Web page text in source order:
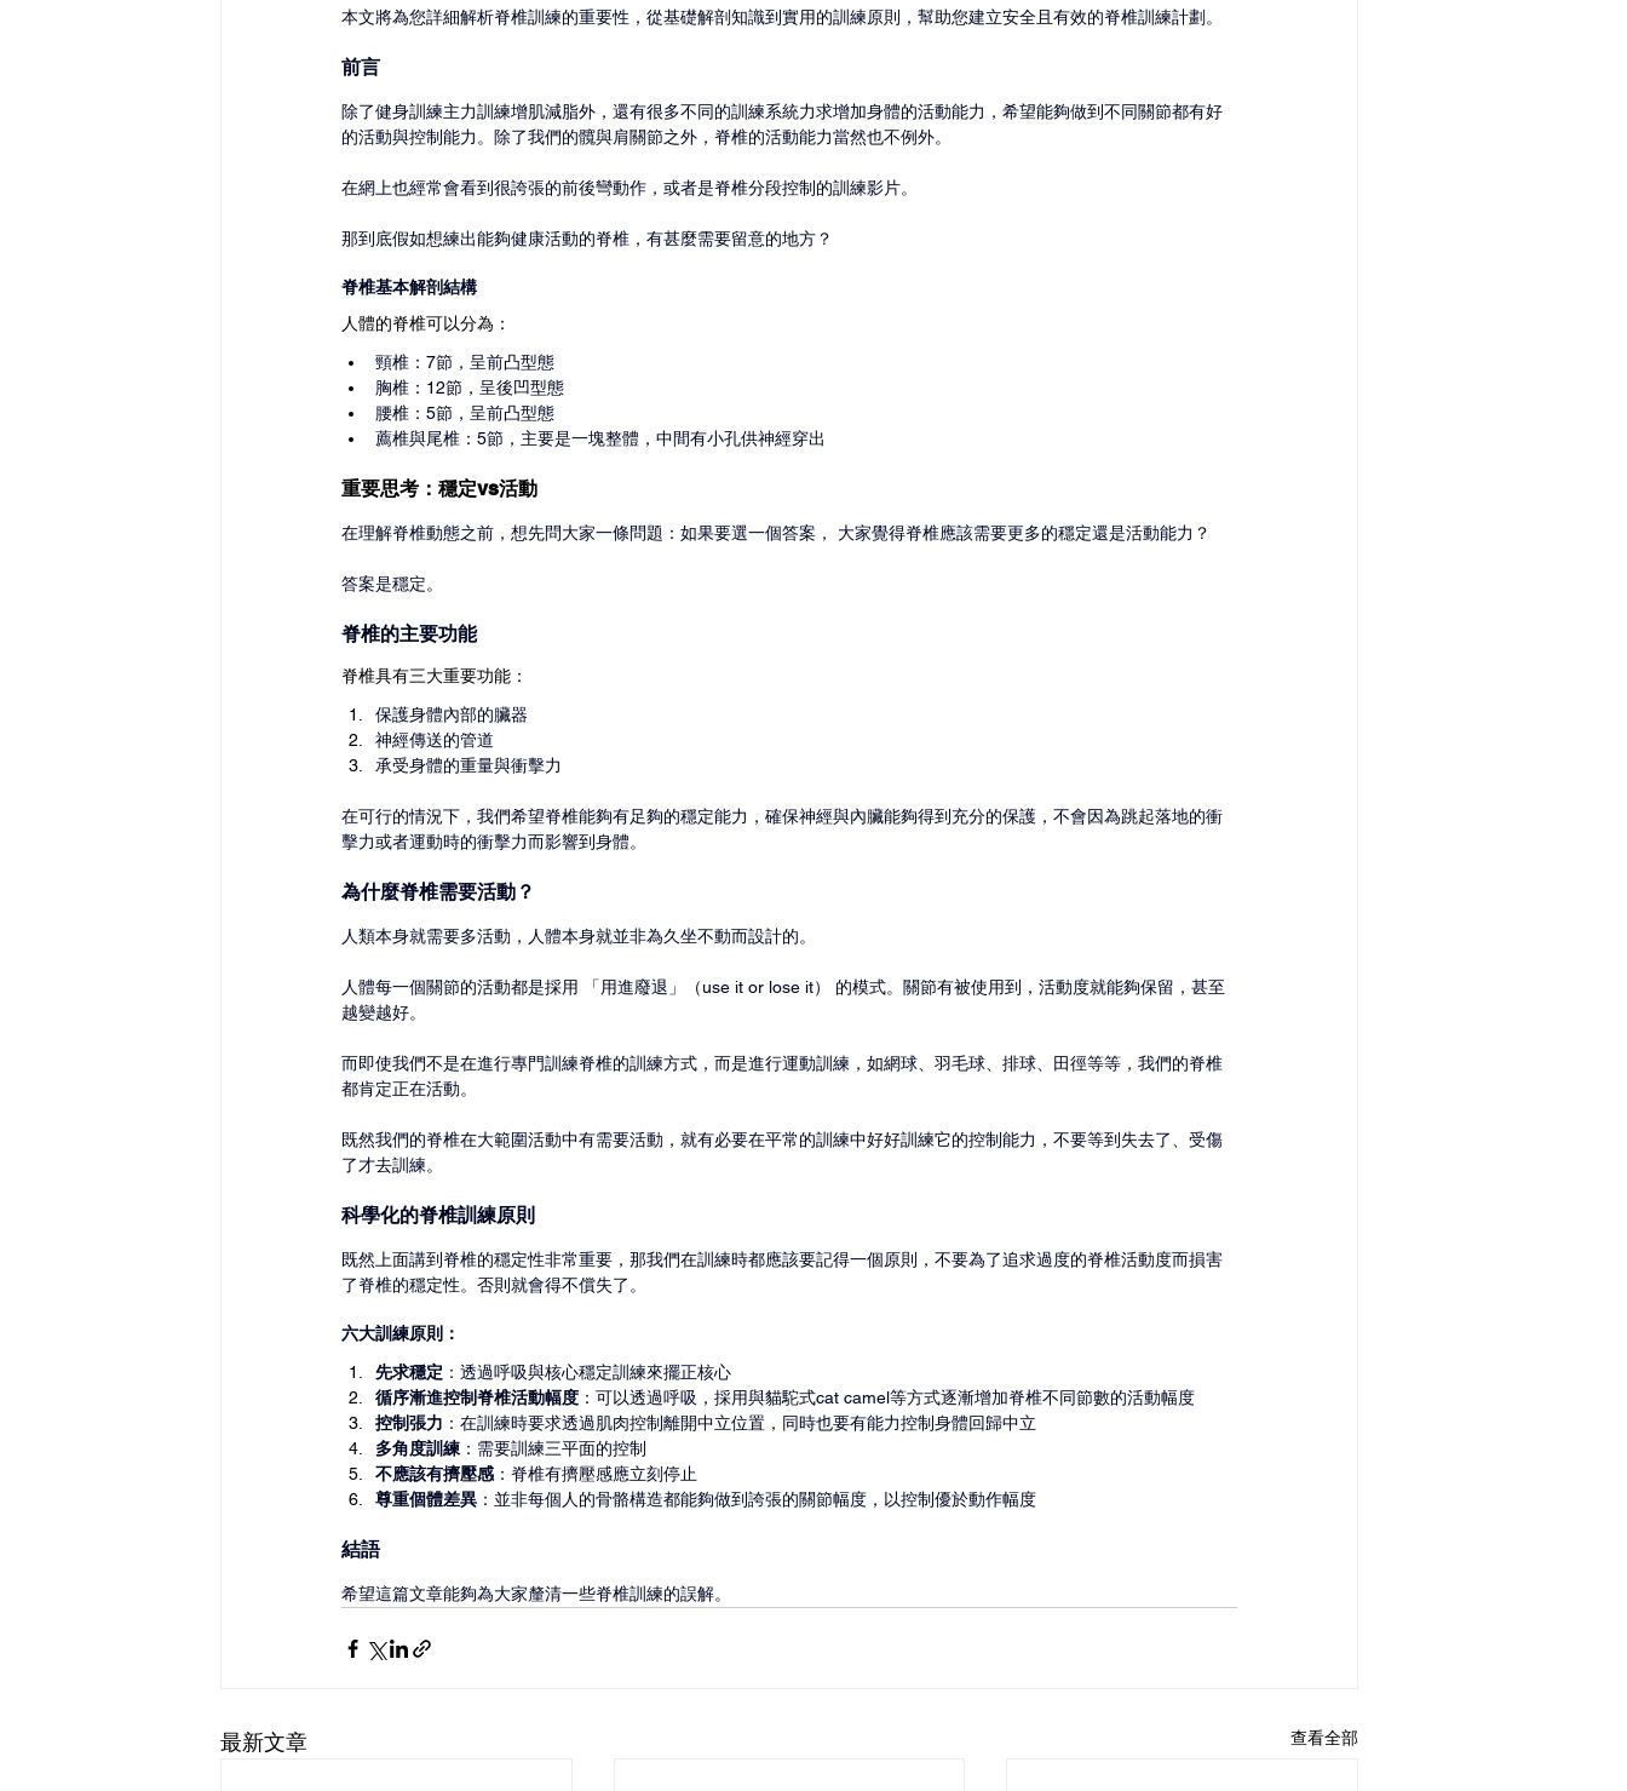
本文將為您詳細解析脊椎訓練的重要性，從基礎解剖知識到實用的訓練原則，幫助您建立安全且有效的脊椎訓練計劃。
前言
除了健身訓練主力訓練增肌減脂外，還有很多不同的訓練系統力求增加身體的活動能力，希望能夠做到不同關節都有好
的活動與控制能力。除了我們的髖與肩關節之外，脊椎的活動能力當然也不例外。
在網上也經常會看到很誇張的前後彎動作，或者是脊椎分段控制的訓練影片。
那到底假如想練出能夠健康活動的脊椎，有甚麼需要留意的地方？
脊椎基本解剖結構
人體的脊椎可以分為：
頸椎：7節，呈前凸型態
胸椎：12節，呈後凹型態
腰椎：5節，呈前凸型態
薦椎與尾椎：5節，主要是一塊整體，中間有小孔供神經穿出
重要思考：穩定vs活動
在理解脊椎動態之前，想先問大家一條問題：如果要選一個答案， 大家覺得脊椎應該需要更多的穩定還是活動能力？
答案是穩定。
脊椎的主要功能
脊椎具有三大重要功能：
保護身體內部的臟器
神經傳送的管道
承受身體的重量與衝擊力
在可行的情況下，我們希望脊椎能夠有足夠的穩定能力，確保神經與內臟能夠得到充分的保護，不會因為跳起落地的衝
擊力或者運動時的衝擊力而影響到身體。
為什麼脊椎需要活動？
人類本身就需要多活動，人體本身就並非為久坐不動而設計的。
人體每一個關節的活動都是採用 「用進廢退」（use it or lose it） 的模式。關節有被使用到，活動度就能夠保留，甚至
越變越好。
而即使我們不是在進行專門訓練脊椎的訓練方式，而是進行運動訓練，如網球、羽毛球、排球、田徑等等，我們的脊椎
都肯定正在活動。
既然我們的脊椎在大範圍活動中有需要活動，就有必要在平常的訓練中好好訓練它的控制能力，不要等到失去了、受傷
了才去訓練。
科學化的脊椎訓練原則
既然上面講到脊椎的穩定性非常重要，那我們在訓練時都應該要記得一個原則，不要為了追求過度的脊椎活動度而損害
了脊椎的穩定性。否則就會得不償失了。
六大訓練原則：
先求穩定 ：透過呼吸與核心穩定訓練來擺正核心
循序漸進控制脊椎活動幅度 ：可以透過呼吸，採用與貓駝式cat camel等方式逐漸增加脊椎不同節數的活動幅度
控制張力 ：在訓練時要求透過肌肉控制離開中立位置，同時也要有能力控制身體回歸中立
多角度訓練 ：需要訓練三平面的控制
不應該有擠壓感 ：脊椎有擠壓感應立刻停止
尊重個體差異 ：並非每個人的骨骼構造都能夠做到誇張的關節幅度，以控制優於動作幅度
結語
希望這篇文章能夠為大家釐清一些脊椎訓練的誤解。
最新文章 查看全部